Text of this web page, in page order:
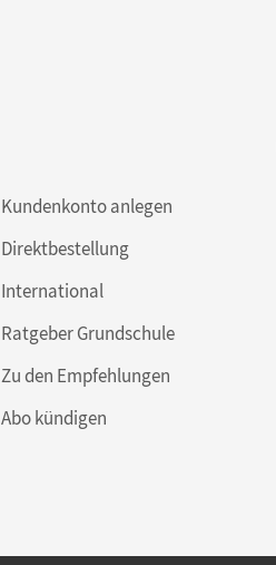
Kundenkonto anlegen
Direktbestellung
International
Ratgeber Grundschule
Zu den Empfehlungen
Abo kündigen